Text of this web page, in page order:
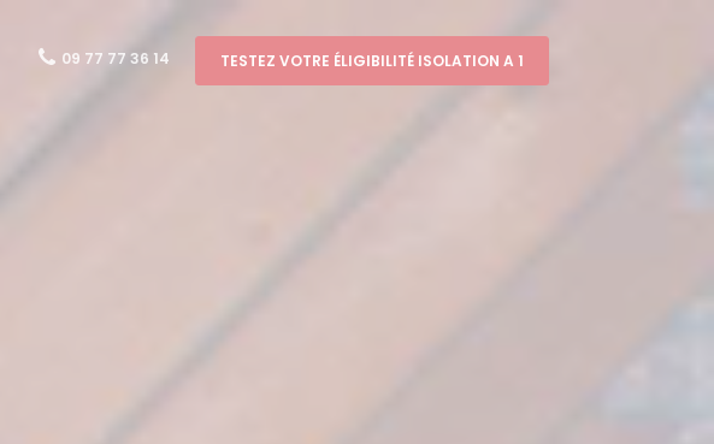
09 77 77 36 14 TESTEZ VOTRE ÉLIGIBILITÉ ISOLATION A 1